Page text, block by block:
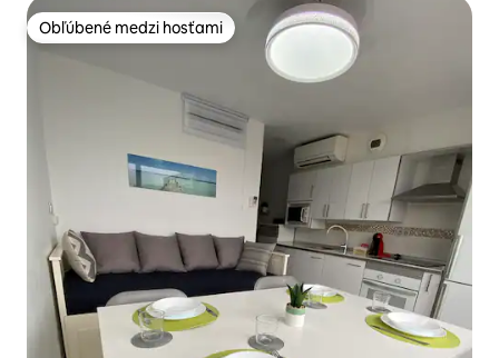
Obľúbené medzi hosťami
Obľúbené medzi hosťami